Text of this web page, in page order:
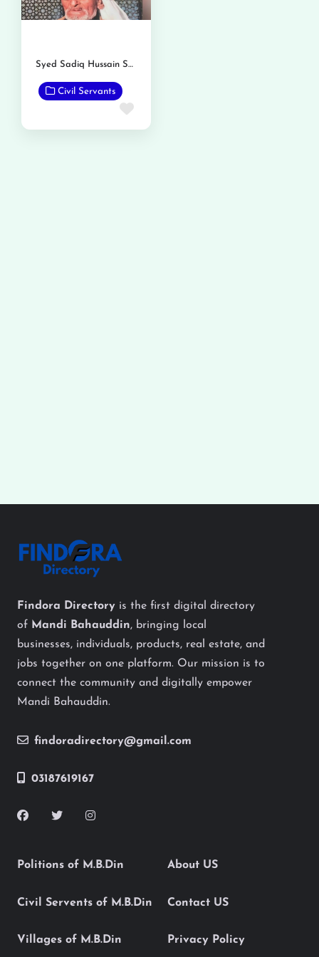
Syed Sadiq Hussain Shah
Civil Servants
Favorite
Findora Directory is the first digital directory
of Mandi Bahauddin, bringing local
businesses, individuals, products, real estate, and
jobs together on one platform. Our mission is to
connect the community and digitally empower
Mandi Bahauddin.
findoradirectory@gmail.com
03187619167
Politions of M.B.Din
Civil Servents of M.B.Din
Villages of M.B.Din
About US
Contact US
Privacy Policy